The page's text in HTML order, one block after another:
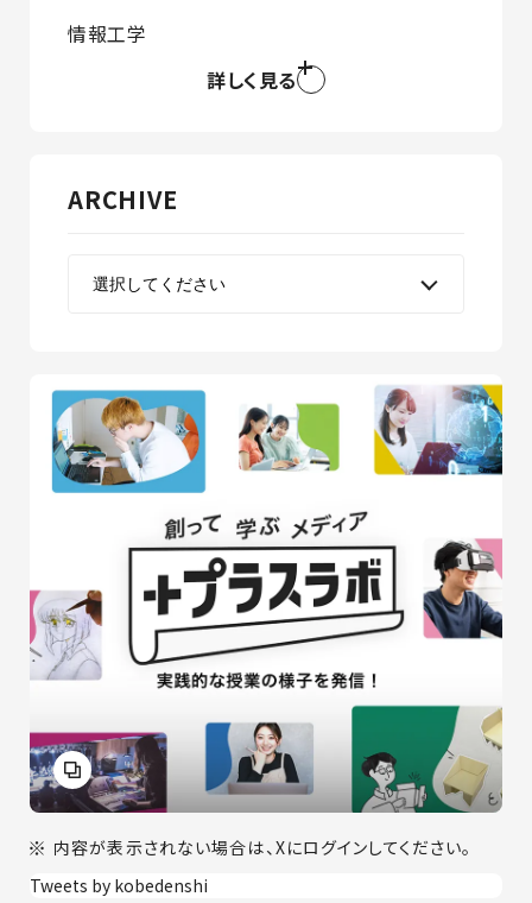
情報工学
詳しく見る
ARCHIVE
内容が表示されない場合は、Xにログインしてください。
Tweets by kobedenshi